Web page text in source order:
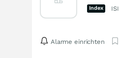
Index
Alarme einrichten